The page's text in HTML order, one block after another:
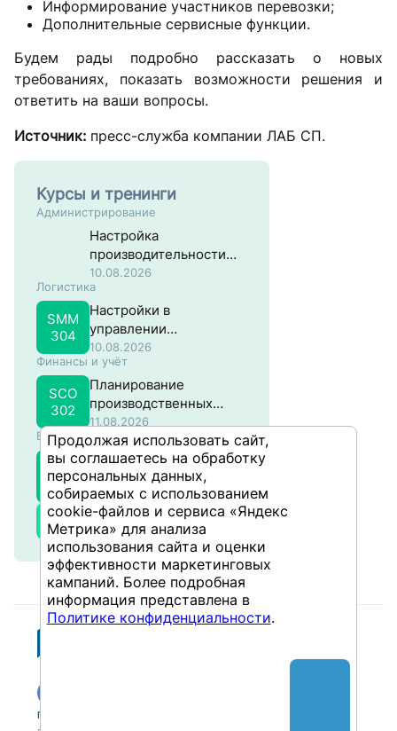
Информирование участников перевозки;
Дополнительные сервисные функции.
Будем рады подробно рассказать о новых
требованиях, показать возможности решения и
ответить на ваши вопросы.
Источник: пресс-служба компании ЛАБ СП.
Курсы и тренинги
Администрирование
Настройка
производительности
систем на основе SAP
NW ABAP
10.08.2026
Логистика
SMM
304
Настройки в
управлении
материальными
потоками в SAP
10.08.2026
Финансы и учёт
SCO
302
Планирование
производственных
затрат в SAP
11.08.2026
Бизнес-аналитика
BIBOW
301
SAP BusinessObjects
WebIntelligence –
Продвинутый
12.08.2026
Все курсы
Публикации
Продолжая использовать сайт,
вы соглашаетесь на обработку
персональных данных,
собираемых с использованием
cookie-файлов и сервиса «Яндекс
Метрика» для анализа
использования сайта и оценки
эффективности маркетинговых
кампаний. Более подробная
информация представлена в
Политике конфиденциальности.